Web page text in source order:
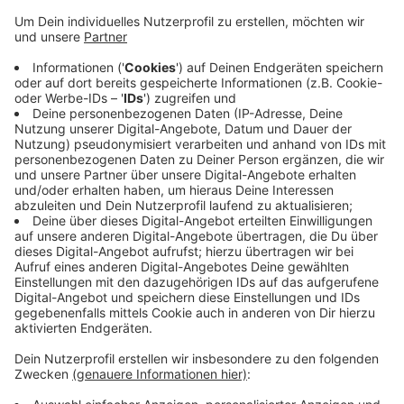
Zum Fuhrpark der Kreispolizeibehörde Siegen-
Wittgenstein zählt nun auch ein Auto mit
Wasserstoff-Antrieb. Die Behörde hat ein Fahrzeug
des koreanischen Herstellers Hyundai angeschafft,
das Wasserstoff tankt. Das Zivilfahrzeug kommt mit
einer Tankfüllung etwa 650 Kilometer weit. Das Auto
hat weder Blaulicht noch Funk - es soll vorwiegend im
Rahmen der Presse- und Öffentlichkeitsarbeit
eingesetzt werden. Betankt wird es an der einzigen
Wasserstofftankstelle in Siegen-Wittgenstein.
Anzeige